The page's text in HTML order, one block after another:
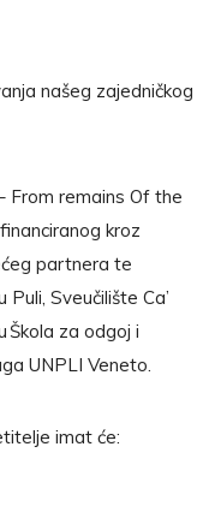
našeg zajedničkog
From remains Of the
kroz
partnera te
Sveučilište Ca’
Škola za odgoj i
UNPLI Veneto.
imat će: